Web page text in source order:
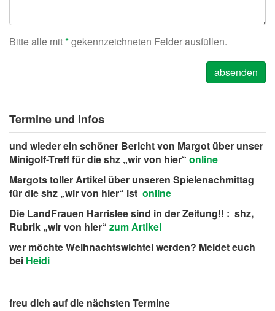
Bitte alle mit*gekennzeichneten Felder ausfüllen.
Termine und Infos
und wieder ein schöner Bericht von Margot über unser
Minigolf-Treff für die shz „wir von hier“ online
Margots toller Artikel über unseren Spielenachmittag
für die shz „wir von hier“ ist online
Die LandFrauen Harrislee sind in der Zeitung!! : shz,
Rubrik „wir von hier“ zum Artikel
wer möchte Weihnachtswichtel werden? Meldet euch
bei Heidi
freu dich auf die nächsten Termine